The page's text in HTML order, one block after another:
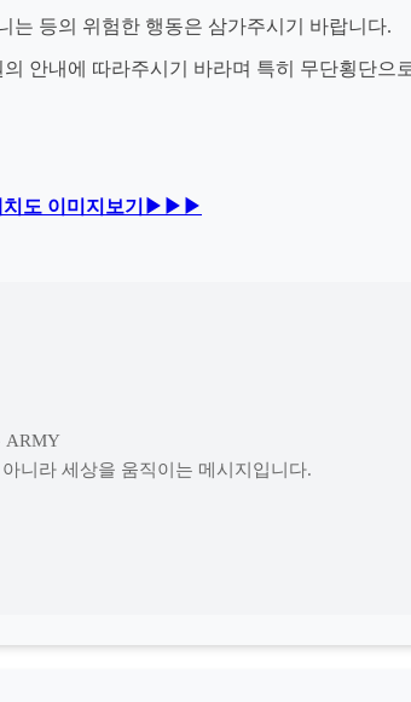
는 등의 위험한 행동은 삼가주시기 바랍니다.
안내에 따라주시기 바라며 특히 무단횡단으
치도 이미지보기▶▶▶
ARMY
니라 세상을 움직이는 메시지입니다.